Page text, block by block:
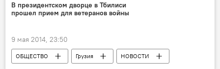
В президентском дворце в Тбилиси
прошел прием для ветеранов войны
9 мая 2014, 23:50
ОБЩЕСТВО Грузия НОВОСТИ